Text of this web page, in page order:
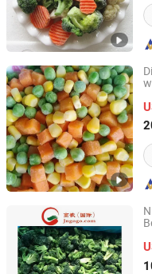
Pintong International
Shandong, China
Jinan Gogo
Shandong, China